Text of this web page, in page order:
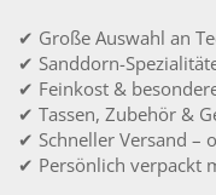
✔ Große Auswahl an
✔ Sanddorn-
✔ Feinkost &
✔ Tassen, Zubehör &
✔ Schneller Versand –
✔ Persönlich verpackt